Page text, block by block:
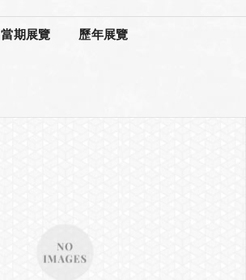
當期展覽 歷年展覽